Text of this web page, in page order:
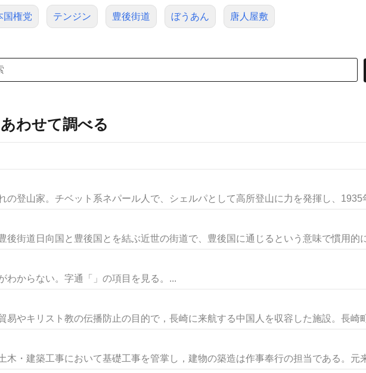
国権党 テンジン 豊後街道 ぼうあん 唐人屋敷
わせて調べる
の登山家。チベット系ネパール人で、シェルパとして高所登山に力を発揮し、1935
後街道日向国と豊後国とを結ぶ近世の街道で、豊後国に通じるという意味で慣用的
わからない。字通「」の項目を見る。...
易やキリスト教の伝播防止の目的で，長崎に来航する中国人を収容した施設。長崎
木・建築工事において基礎工事を管掌し，建物の築造は作事奉行の担当である。元